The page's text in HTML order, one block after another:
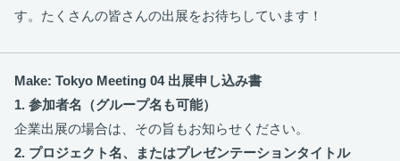
す。たくさんの皆さんの出展をお待ちしています！
Make: Tokyo Meeting 04 出展申し込み書
1. 参加者名（グループ名も可能）
企業出展の場合は、その旨もお知らせください。
2. プロジェクト名、またはプレゼンテーションタイトル